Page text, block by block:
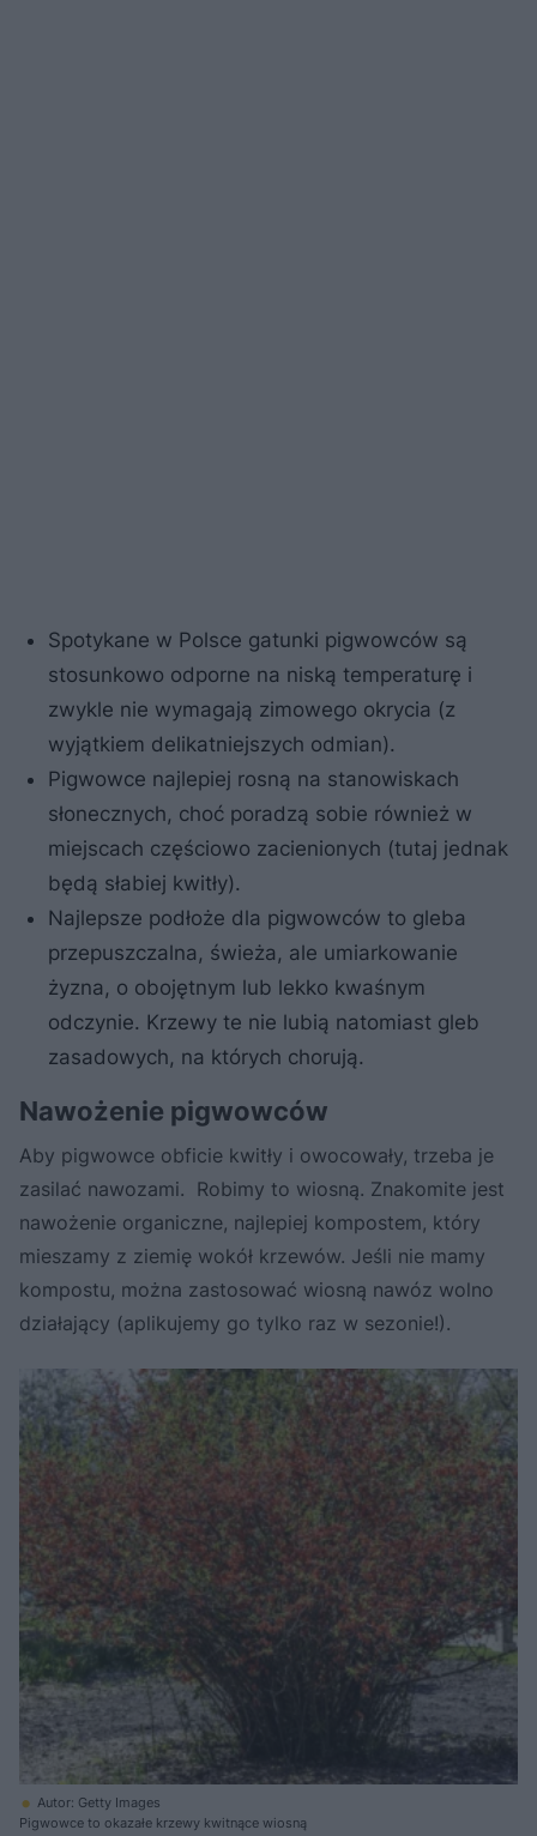
Spotykane w Polsce gatunki pigwowców są
stosunkowo odporne na niską temperaturę i
zwykle nie wymagają zimowego okrycia (z
wyjątkiem delikatniejszych odmian).
Pigwowce najlepiej rosną na stanowiskach
słonecznych, choć poradzą sobie również w
miejscach częściowo zacienionych (tutaj jednak
będą słabiej kwitły).
Najlepsze podłoże dla pigwowców to gleba
przepuszczalna, świeża, ale umiarkowanie
żyzna, o obojętnym lub lekko kwaśnym
odczynie. Krzewy te nie lubią natomiast gleb
zasadowych, na których chorują.
Nawożenie pigwowców
Aby pigwowce obficie kwitły i owocowały, trzeba je
zasilać nawozami. Robimy to wiosną. Znakomite jest
nawożenie organiczne, najlepiej kompostem, który
mieszamy z ziemię wokół krzewów. Jeśli nie mamy
kompostu, można zastosować wiosną nawóz wolno
działający (aplikujemy go tylko raz w sezonie!).
Autor: Getty Images
Pigwowce to okazałe krzewy kwitnące wiosną